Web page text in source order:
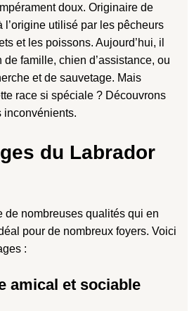
doux. Originaire de
l’origine utilisé par les pêcheurs
et les poissons. Aujourd’hui, il
famille, chien d’assistance, ou
et de sauvetage. Mais
race si spéciale ? Découvrons
inconvénients.
du Labrador
de nombreuses qualités qui en
pour de nombreux foyers. Voici
:
amical et sociable